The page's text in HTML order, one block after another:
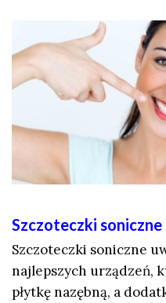
Szczoteczki soniczne
Szczoteczki soniczne
najlepszych urządzeń,
płytkę nazębną, a